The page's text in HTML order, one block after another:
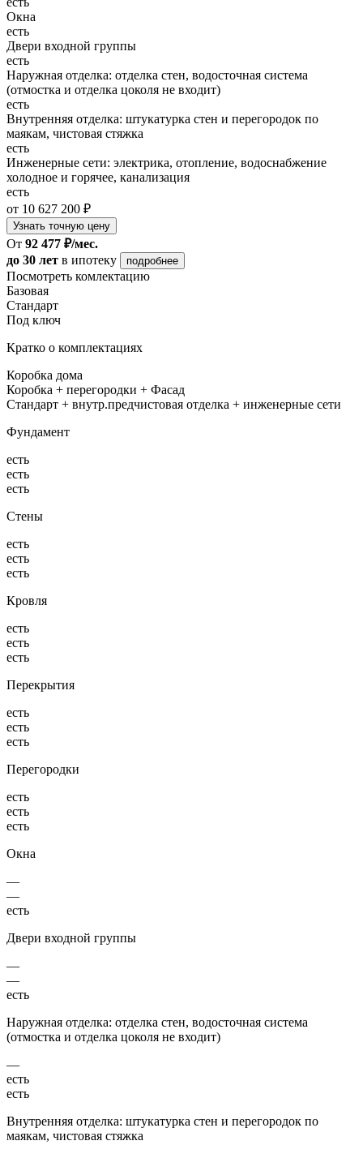
Окна
есть
Двери входной группы
есть
Наружная отделка: отделка стен, водосточная система
(отмостка и отделка цоколя не входит)
есть
Внутренняя отделка: штукатурка стен и перегородок по
маякам, чистовая стяжка
есть
Инженерные сети: электрика, отопление, водоснабжение
холодное и горячее, канализация
есть
от 10 627 200 ₽
Узнать точную цену
От 92 477 ₽/мес.
до 30 лет в ипотеку подробнее
Посмотреть комлектацию
Базовая
Стандарт
Под ключ
Кратко о комплектациях
Коробка дома
Коробка + перегородки + Фасад
Стандарт + внутр.предчистовая отделка + инженерные сети
Фундамент
есть
есть
есть
Стены
есть
есть
есть
Кровля
есть
есть
есть
Перекрытия
есть
есть
есть
Перегородки
есть
есть
есть
Окна
—
—
есть
Двери входной группы
—
—
есть
Наружная отделка: отделка стен, водосточная система
(отмостка и отделка цоколя не входит)
—
есть
есть
Внутренняя отделка: штукатурка стен и перегородок по
маякам, чистовая стяжка